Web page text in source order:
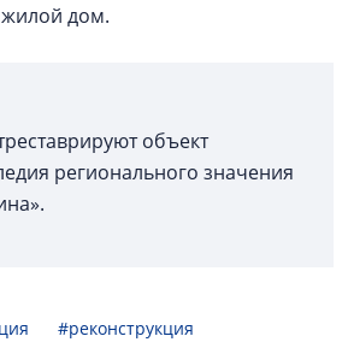
дом.
объект
регионального значения
#реконструкция